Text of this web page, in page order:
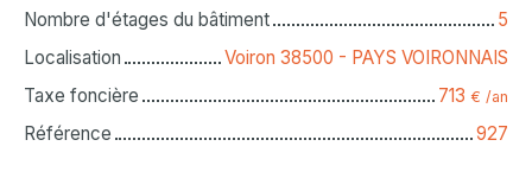
Nombre d'étages du bâtiment
5
Localisation
Voiron 38500 - PAYS VOIRONNAIS
Taxe foncière
713 € /an
Référence 927